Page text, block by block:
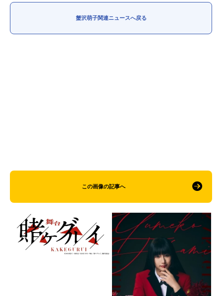
蟹沢萌子関連ニュースへ戻る
この画像の記事へ